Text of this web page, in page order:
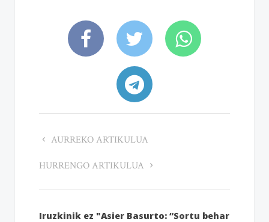
AURREKO ARTIKULUA
HURRENGO ARTIKULUA
Iruzkinik ez "Asier Basurto: “Sortu behar